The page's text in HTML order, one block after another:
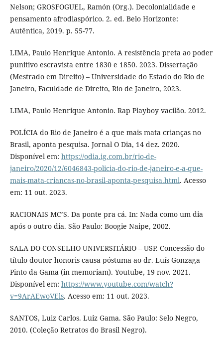
Nelson; GROSFOGUEL, Ramón (Org.). Decolonialidade e
pensamento afrodiaspórico. 2. ed. Belo Horizonte:
Autêntica, 2019. p. 55-77.
LIMA, Paulo Henrique Antonio. A resistência preta ao poder
punitivo escravista entre 1830 e 1850. 2023. Dissertação
(Mestrado em Direito) – Universidade do Estado do Rio de
Janeiro, Faculdade de Direito, Rio de Janeiro, 2023.
LIMA, Paulo Henrique Antonio. Rap Playboy vacilão. 2012.
POLÍCIA do Rio de Janeiro é a que mais mata crianças no
Brasil, aponta pesquisa. Jornal O Dia, 14 dez. 2020.
Disponível em: https://odia.ig.com.br/rio-de-
janeiro/2020/12/6046843-policia-do-rio-de-janeiro-e-a-que-
mais-mata-criancas-no-brasil-aponta-pesquisa.html. Acesso
em: 11 out. 2023.
RACIONAIS MC’S. Da ponte pra cá. In: Nada como um dia
após o outro dia. São Paulo: Boogie Naipe, 2002.
SALA DO CONSELHO UNIVERSITÁRIO – USP. Concessão do
título doutor honoris causa póstuma ao dr. Luís Gonzaga
Pinto da Gama (in memoriam). Youtube, 19 nov. 2021.
Disponível em: https://www.youtube.com/watch?
v=9ArAEwoVEls. Acesso em: 11 out. 2023.
SANTOS, Luiz Carlos. Luiz Gama. São Paulo: Selo Negro,
2010. (Coleção Retratos do Brasil Negro).